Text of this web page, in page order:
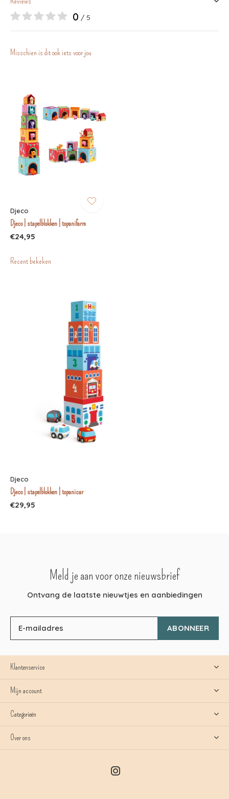
0 / 5
Misschien is dit ook iets voor jou
Djeco
Djeco | stapelblokken | topanifarm
€24,95
Recent bekeken
Djeco
Djeco | stapelblokken | topanicar
€29,95
Meld je aan voor onze nieuwsbrief
Ontvang de laatste nieuwtjes en aanbiedingen
ABONNEER
Klantenservice
Mijn account
Categorieën
Over ons